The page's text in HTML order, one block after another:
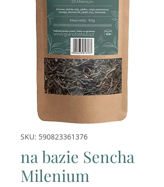
SKU: 590823361376
na bazie Sencha
Milenium